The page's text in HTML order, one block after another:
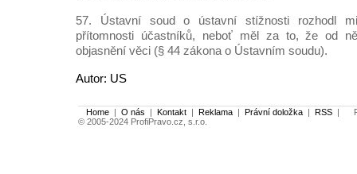
57. Ústavní soud o ústavní stížnosti rozhodl
přítomnosti účastníků, neboť měl za to, že od
objasnění věci (§ 44 zákona o Ústavním soudu).
Autor: US
Home | O nás | Kontakt | Reklama | Právní doložka | RSS |
© 2005-2024 ProfiPravo.cz, s.r.o.